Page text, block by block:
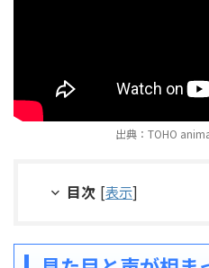
出典：TOHO
目次 [表示]